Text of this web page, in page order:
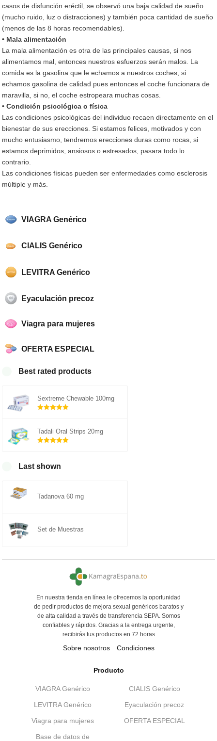
VIAGRA Genérico
CIALIS Genérico
LEVITRA Genérico
Eyaculación precoz
Viagra para mujeres
OFERTA ESPECIAL
Best rated products
Sextreme Chewable 100mg
Tadali Oral Strips 20mg
Last shown
Tadanova 60 mg
Set de Muestras
casos de disfunción eréctil, se observó una baja calidad de sueño
(mucho ruido, luz o distracciones) y también poca cantidad de sueño
(menos de las 8 horas recomendables).
• Mala alimentación
La mala alimentación es otra de las principales causas, si nos
alimentamos mal, entonces nuestros esfuerzos serán malos. La
comida es la gasolina que le echamos a nuestros coches, si
echamos gasolina de calidad pues entonces el coche funcionara de
maravilla, si no, el coche estropeara muchas cosas.
• Condición psicológica o física
Las condiciones psicológicas del individuo recaen directamente en el
bienestar de sus erecciones. Si estamos felices, motivados y con
mucho entusiasmo, tendremos erecciones duras como rocas, si
estamos deprimidos, ansiosos o estresados, pasara todo lo
contrario.
Las condiciones físicas pueden ser enfermedades como esclerosis
múltiple y más.
En nuestra tienda en línea le ofrecemos la oportunidad
de pedir productos de mejora sexual genéricos baratos y
de alta calidad a través de transferencia SEPA. Somos
confiables y rápidos. Gracias a la entrega urgente,
recibirás tus productos en 72 horas
Sobre nosotros Condiciones
Producto
VIAGRA Genérico CIALIS Genérico
LEVITRA Genérico Eyaculación precoz
Viagra para mujeres OFERTA ESPECIAL
Base de datos de